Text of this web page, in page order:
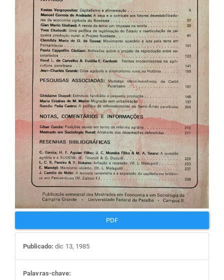
artigos
PDF
Publicado: dic 13, 1985
Palavras-chave: